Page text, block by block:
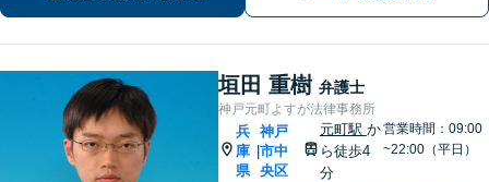
垣田 重樹 弁護士
神戸元町よすが法律事務所
兵
庫
県
|
神戸
市中
央区
元町駅 か
ら徒歩4
分
営業時間：09:00
~22:00（平日）